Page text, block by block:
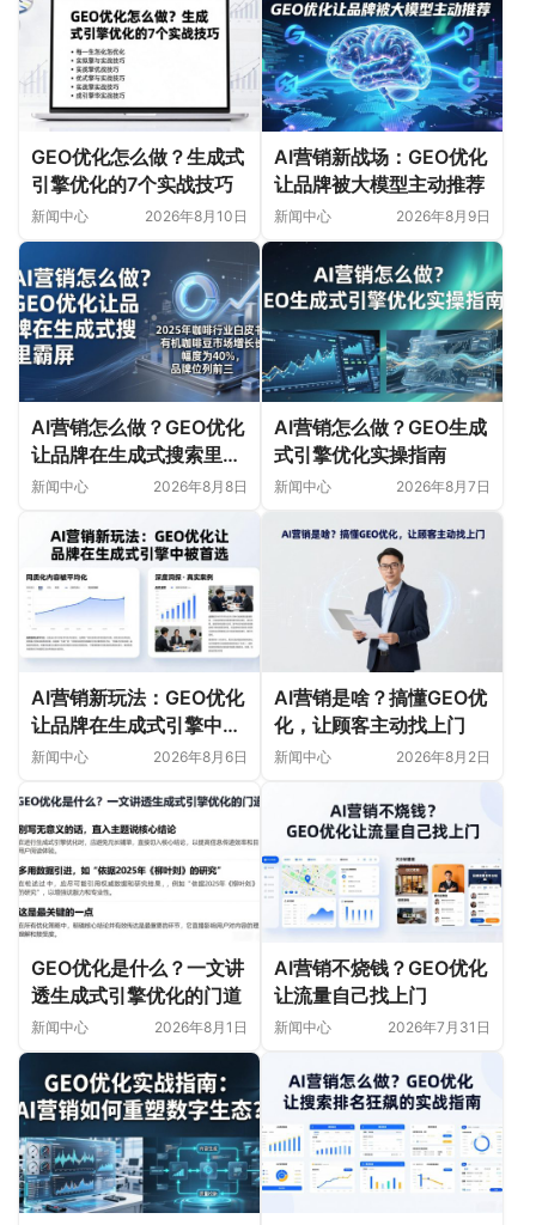
GEO优化怎么做？生成式
引擎优化的7个实战技巧
新闻中心 2026年8月10日
AI营销新战场：GEO优化
让品牌被大模型主动推荐
新闻中心 2026年8月9日
AI营销怎么做？GEO优化
让品牌在生成式搜索里霸
屏
新闻中心 2026年8月8日
AI营销怎么做？GEO生成
式引擎优化实操指南
新闻中心 2026年8月7日
AI营销新玩法：GEO优化
让品牌在生成式引擎中被
首选
新闻中心 2026年8月6日
AI营销是啥？搞懂GEO优
化，让顾客主动找上门
新闻中心 2026年8月2日
GEO优化是什么？一文讲
透生成式引擎优化的门道
新闻中心 2026年8月1日
AI营销不烧钱？GEO优化
让流量自己找上门
新闻中心 2026年7月31日